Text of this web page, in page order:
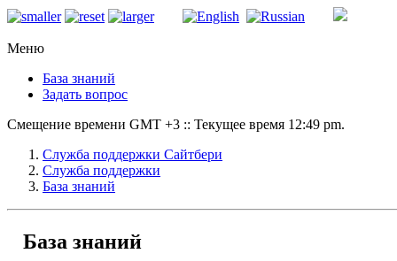
Меню
База знаний
Задать вопрос
Смещение времени GMT +3 :: Текущее время 12:49 pm.
Служба поддержки Сайтбери
Служба поддержки
База знаний
База знаний